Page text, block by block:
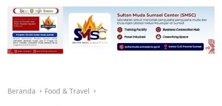
Beranda Food & Travel